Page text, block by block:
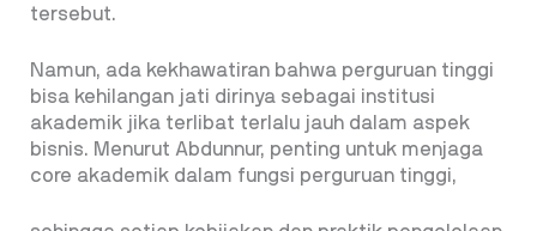
tersebut.
Namun, ada kekhawatiran bahwa perguruan tinggi
bisa kehilangan jati dirinya sebagai institusi
akademik jika terlibat terlalu jauh dalam aspek
bisnis. Menurut Abdunnur, penting untuk menjaga
core akademik dalam fungsi perguruan tinggi,